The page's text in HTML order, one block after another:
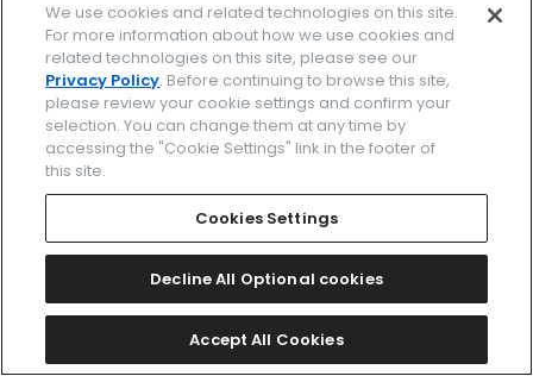
We use cookies and related technologies on this site.
For more information about how we use cookies and
related technologies on this site, please see our
Privacy Policy. Before continuing to browse this site,
please review your cookie settings and confirm your
selection. You can change them at any time by
accessing the "Cookie Settings" link in the footer of
this site.
Cookies Settings
Decline All Optional cookies
Accept All Cookies